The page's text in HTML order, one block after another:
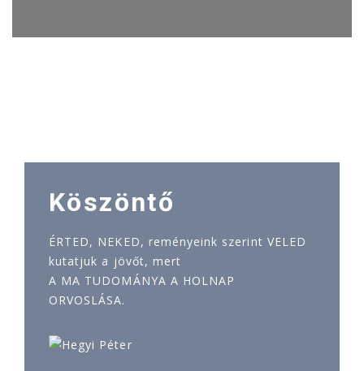
Köszöntő
ÉRTED, NEKED, reményeink szerint VELED
kutatjuk a jövőt, mert
A MA TUDOMÁNYA A HOLNAP
ORVOSLÁSA.